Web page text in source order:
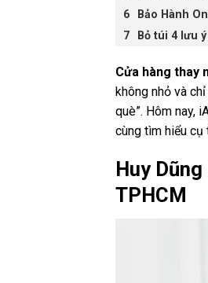
Bảo Hành
Bỏ túi 4 lưu
Cửa hàng thay
không nhỏ và
què”. Hôm nay,
cùng tìm hiểu cụ
Huy
TPHCM